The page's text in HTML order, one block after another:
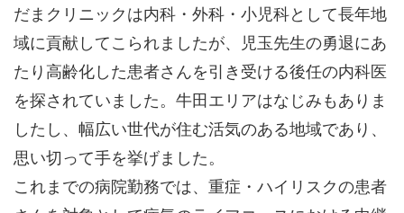
だまクリニックは内科・外科・小児科として長年地
域に貢献してこられましたが、児玉先生の勇退にあ
たり高齢化した患者さんを引き受ける後任の内科医
を探されていました。牛田エリアはなじみもありま
したし、幅広い世代が住む活気のある地域であり、
思い切って手を挙げました。
これまでの病院勤務では、重症・ハイリスクの患者